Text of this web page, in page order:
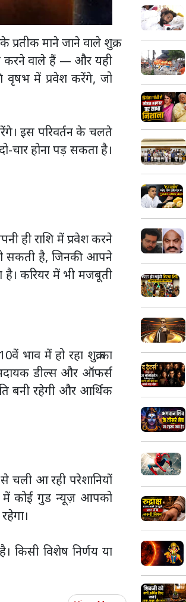
माने जाने वाले शुक्र
करने वाले हैं — और यही
वृषभ में प्रवेश करेंगे, जो
इस परिवर्तन के चलते
चार होना पड़ सकता है।
ही राशि में प्रवेश करने
सकती है, जिनकी आपने
है। करियर में भी मजबूती
भाव में हो रहा शुक्र का
डील्स और ऑफर्स
बनी रहेगी और आर्थिक
आ रही परेशानियों
में कोई गुड न्यूज़ आपको
किसी विशेष निर्णय या